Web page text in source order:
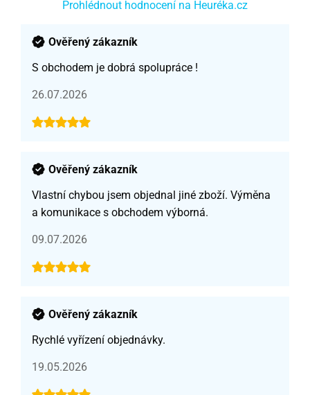
Prohlédnout hodnocení na Heuréka.cz
Ověřený zákazník
S obchodem je dobrá spolupráce !
26.07.2026
Ověřený zákazník
Vlastní chybou jsem objednal jiné zboží. Výměna
a komunikace s obchodem výborná.
09.07.2026
Ověřený zákazník
Rychlé vyřízení objednávky.
19.05.2026